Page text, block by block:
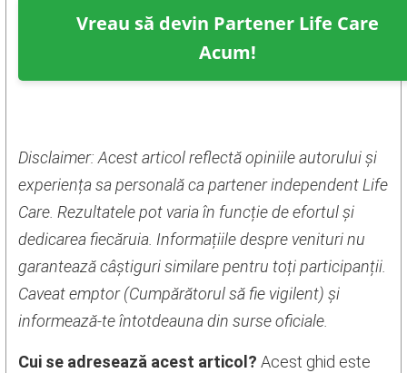
Vreau să devin Partener Life Care
Acum!
Disclaimer: Acest articol reflectă opiniile autorului și
experiența sa personală ca partener independent Life
Care. Rezultatele pot varia în funcție de efortul și
dedicarea fiecăruia. Informațiile despre venituri nu
garantează câștiguri similare pentru toți participanții.
Caveat emptor(Cumpărătorul să fie vigilent) și
informează-te întotdeauna din surse oficiale.
Cui se adresează acest articol? Acest ghid este